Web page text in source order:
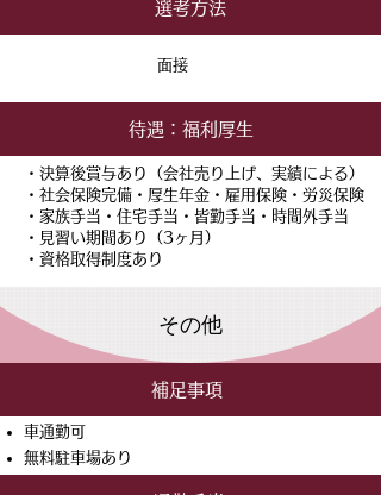
選考方法
面接
待遇：福利厚生
・決算後賞与あり（会社売り上げ、実績による）
・社会保険完備​・厚生年金・雇用保険・労災保険
・家族手当・住宅手当・皆勤手当・時間外手当
・見習い期間あり（3ヶ月）
・資格取得制度あり
​その他
補足事項
車通勤可
無料駐車場あり